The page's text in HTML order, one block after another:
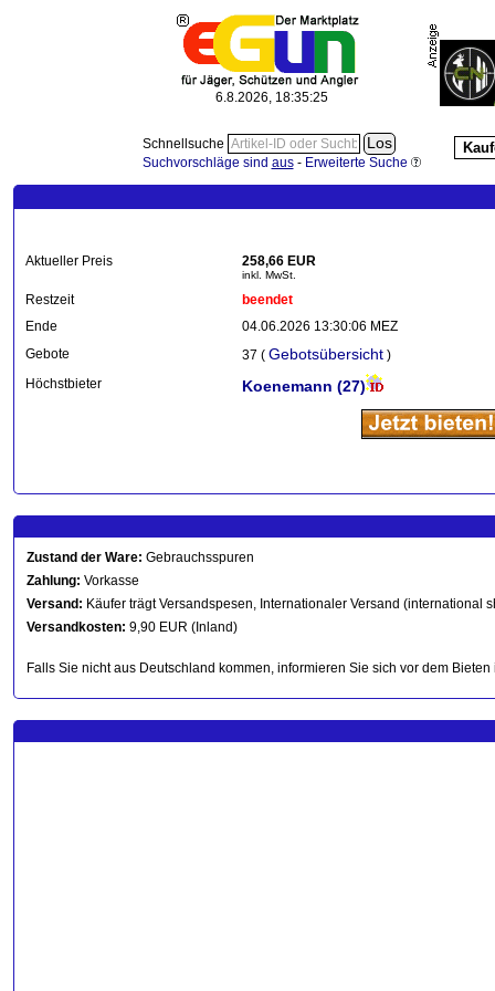
6.8.2026, 18:35:28
Schnellsuche
Suchvorschläge sind aus- Erweiterte Suche
Aktueller Preis 258,66 EUR
inkl. MwSt.
Restzeit
beendet
Ende
04.06.2026 13:30:06 MEZ
Gebote
37 ( Gebotsübersicht )
Höchstbieter
Koenemann (27)
Zustand der Ware: Gebrauchsspuren
Zahlung: Vorkasse
Versand: Käufer trägt Versandspesen, Internationaler Versand (international
Versandkosten: 9,90 EUR (Inland)
Falls Sie nicht aus Deutschland kommen, informieren Sie sich vor dem